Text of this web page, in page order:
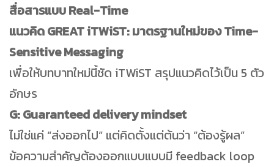
สื่อสารแบบ Real-Time
แนวคิด GREAT iTWiST: มาตรฐานใหม่ของ Time-
Sensitive Messaging
เพื่อให้บทบาทใหม่นี้ชัด iTWiST สรุปแนวคิดไว้เป็น 5 ตัว
อักษร
G: Guaranteed delivery mindset
ไม่ใช่แค่ “ส่งออกไป” แต่คิดตั้งแต่ต้นว่า “ต้องรู้ผล”
ข้อความสำคัญต้องออกแบบแบบมี feedback loop